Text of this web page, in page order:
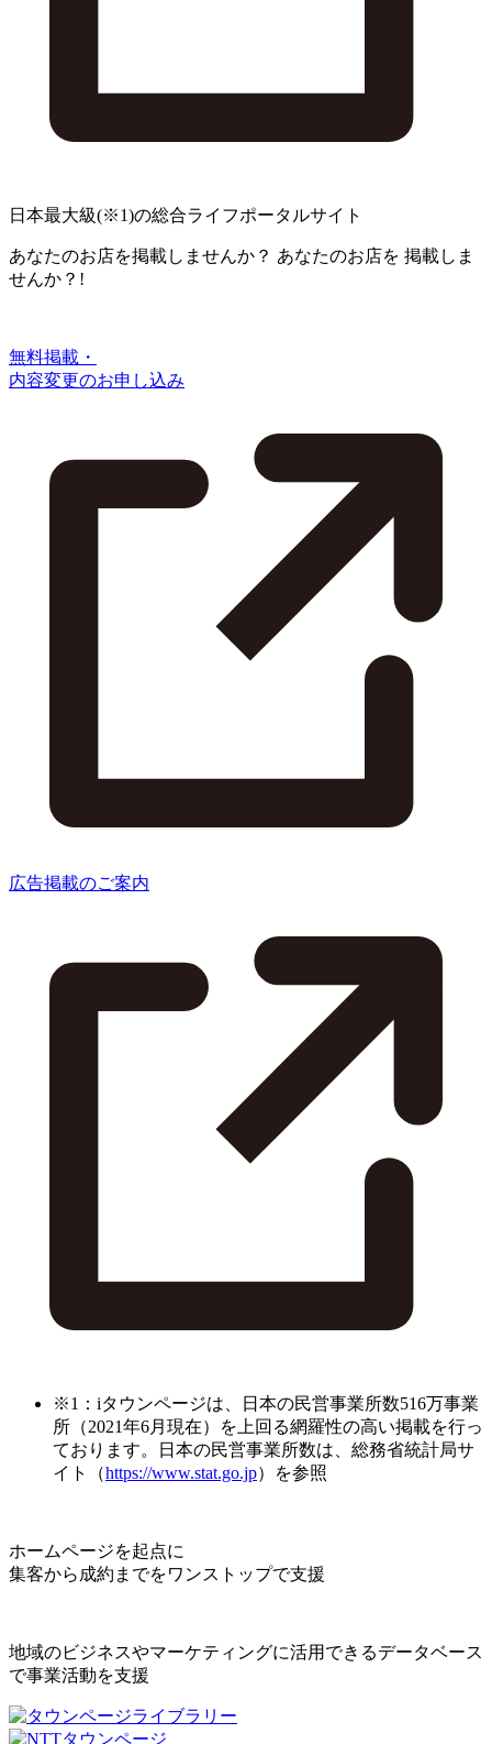
日本最大級(※1)の総合ライフポータルサイト
あなたのお店を掲載しませんか？ あなたのお店を 掲載しま
せんか？!
無料掲載・
内容変更のお申し込み
広告掲載のご案内
※1：iタウンページは、日本の民営事業所数516万事業
所（2021年6月現在）を上回る網羅性の高い掲載を行っ
ております。日本の民営事業所数は、総務省統計局サ
イト（https://www.stat.go.jp）を参照
ホームページを起点に
集客から成約までをワンストップで支援
地域のビジネスやマーケティングに活用できるデータベース
で事業活動を支援